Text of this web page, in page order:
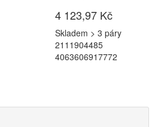
4 123,97 Kč
Skladem > 3 páry
2111904485
4063606917772